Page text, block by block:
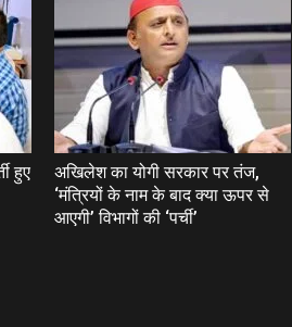
हुए
अखिलेश का योगी सरकार पर तंज,
‘मंत्रियों के नाम के बाद क्या ऊपर से
आएगी’ विभागों की ‘पर्ची’